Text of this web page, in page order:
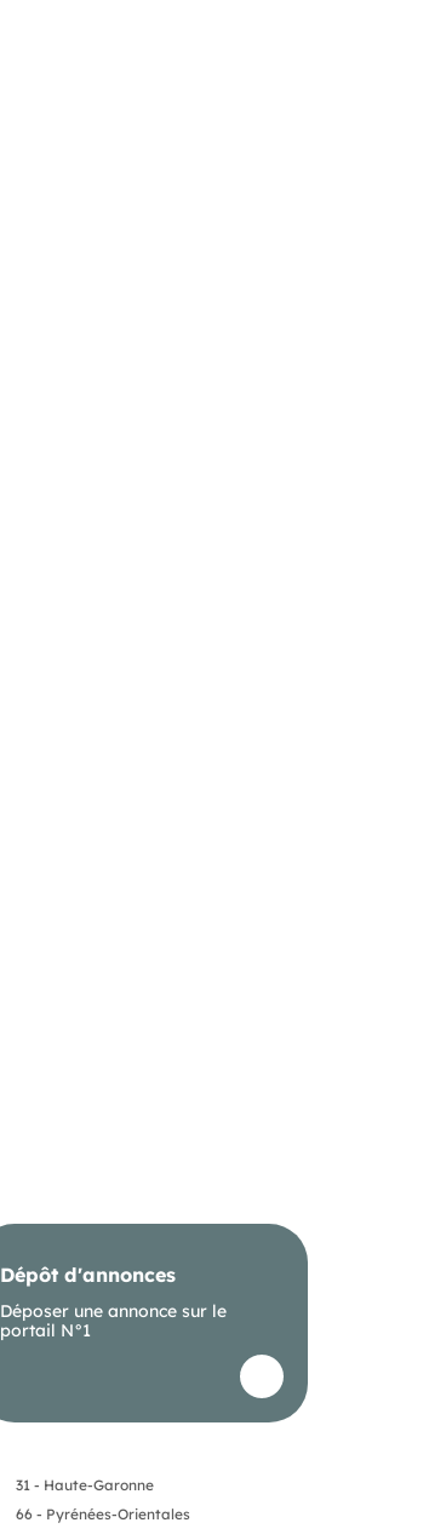
Dépôt d'annonces
Déposer une annonce sur le
portail N°1
31 - Haute-Garonne
66 - Pyrénées-Orientales